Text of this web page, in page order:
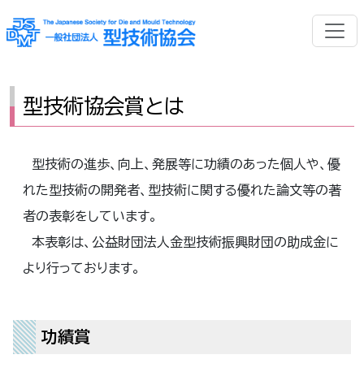
型技術協会賞とは
型技術の進歩、向上、発展等に功績のあった個人や、優
れた型技術の開発者、型技術に関する優れた論文等の著
者の表彰をしています。
本表彰は、公益財団法人金型技術振興財団の助成金に
より行っております。
功績賞